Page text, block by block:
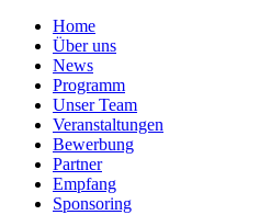
Home
Über uns
News
Programm
Unser Team
Veranstaltungen
Bewerbung
Partner
Empfang
Sponsoring